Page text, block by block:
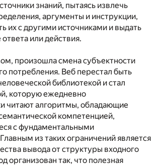
знаний, пытаясь извлечь
аргументы и инструкции,
их с другими источниками и выдать
ответа или действия.
произошла смена субъектности
потребления. Веб перестал быть
библиотекой и стал
которую ежедневно
читают алгоритмы, обладающие
компетенцией,
с фундаментальными
из таких ограничений является
вывода от структуры входного
организован так, что полезная